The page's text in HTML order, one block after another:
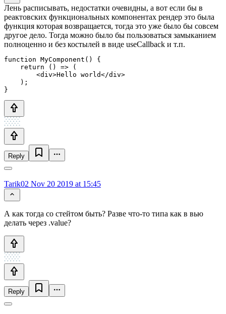
Лень расписывать, недостатки очевидны, а вот если бы в
реактовских функциональных компонентах рендер это была
функция которая возвращается, тогда это уже было бы совсем
другое дело. Тогда можно было бы пользоваться замыканием
полноценно и без костылей в виде useCallback и т.п.
function MyComponent() {
    return () => (
        <div>Hello world</div>
    );
}
Reply
Tarik02 Nov 20 2019 at 15:45
А как тогда со стейтом быть? Разве что-то типа как в вью
делать через .value?
Reply